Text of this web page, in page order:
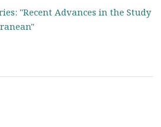
"Recent Advances in the Study